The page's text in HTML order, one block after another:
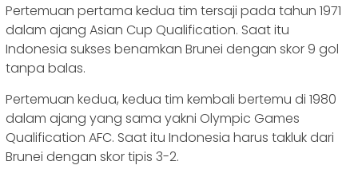
Pertemuan pertama kedua tim tersaji pada tahun 1971
dalam ajang Asian Cup Qualification. Saat itu
Indonesia sukses benamkan Brunei dengan skor 9 gol
tanpa balas.
Pertemuan kedua, kedua tim kembali bertemu di 1980
dalam ajang yang sama yakni Olympic Games
Qualification AFC. Saat itu Indonesia harus takluk dari
Brunei dengan skor tipis 3-2.